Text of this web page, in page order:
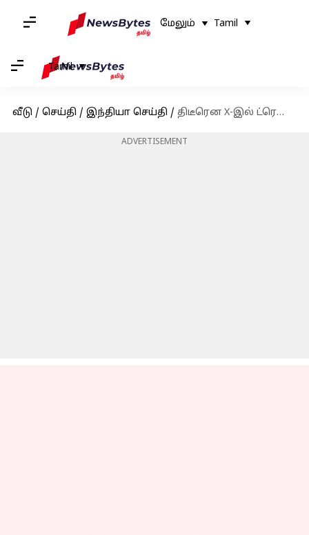
மேலும் Tamil
Tamil
வீடு / செய்தி / இந்தியா செய்தி / திடீரென X-இல் ட்ரெண்ட் ஆன தலைமை நீதிபதி கவாய்; என்ன காரணம்?
ADVERTISEMENT